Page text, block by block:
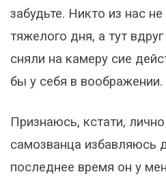
забудьте. Никто из нас
тяжелого дня, а тут
сняли на камеру сие
бы у себя в воображении.
Признаюсь, кстати,
самозванца избавляюсь
последнее время он у